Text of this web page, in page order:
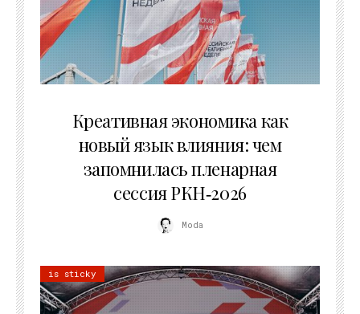
Креативная экономика как
новый язык влияния: чем
запомнилась пленарная
сессия РКН‑2026
Moda
is sticky